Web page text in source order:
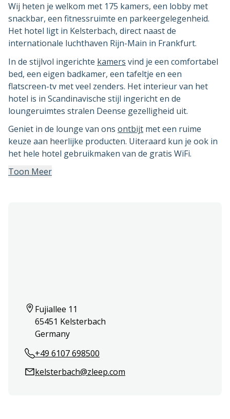
Wij heten je welkom met 175 kamers, een lobby met
snackbar, een fitnessruimte en parkeergelegenheid.
Het hotel ligt in Kelsterbach, direct naast de
internationale luchthaven Rijn-Main in Frankfurt.
In de stijlvol ingerichte kamers vind je een comfortabel
bed, een eigen badkamer, een tafeltje en een
flatscreen-tv met veel zenders. Het interieur van het
hotel is in Scandinavische stijl ingericht en de
loungeruimtes stralen Deense gezelligheid uit.
Geniet in de lounge van ons ontbijt met een ruime
keuze aan heerlijke producten. Uiteraard kun je ook in
het hele hotel gebruikmaken van de gratis WiFi.
Toon Meer
Fujiallee 11
65451 Kelsterbach
Germany
+49 6107 698500
kelsterbach@zleep.com